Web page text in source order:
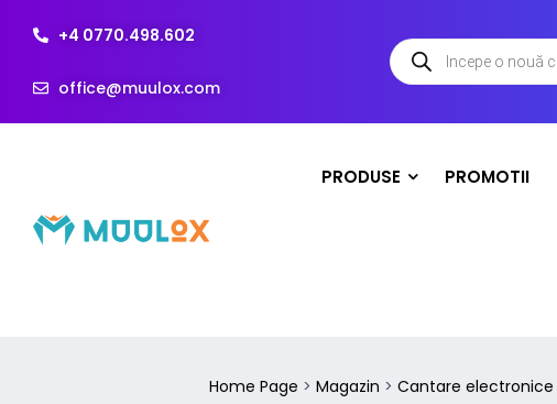
+4 0770.498.602
office@muulox.com
PRODUSE PROMOTII
Home Page > Magazin > Cantare electronice